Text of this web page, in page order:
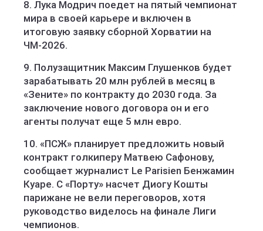
8. Лука Модрич поедет на пятый чемпионат
мира в своей карьере и включен в
итоговую заявку сборной Хорватии на
ЧМ-2026.
9. Полузащитник Максим Глушенков будет
зарабатывать 20 млн рублей в месяц в
«Зените» по контракту до 2030 года. За
заключение нового договора он и его
агенты получат еще 5 млн евро.
10. «ПСЖ» планирует предложить новый
контракт голкиперу Матвею Сафонову,
сообщает журналист Le Parisien Бенжамин
Куаре. С «Порту» насчет Диогу Кошты
парижане не вели переговоров, хотя
руководство виделось на финале Лиги
чемпионов.